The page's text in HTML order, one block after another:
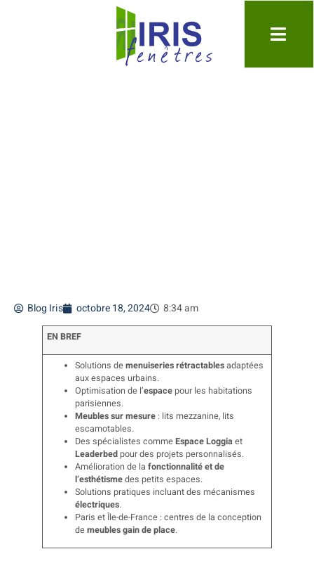
Blog Iris octobre 18, 2024 8:34 am
EN BREF
Solutions demenuiseries rétractablesadaptées
aux espaces urbains.
Optimisation de l’espacepour les habitations
parisiennes.
Meubles sur mesure : lits mezzanine, lits
escamotables.
Des spécialistes commeEspace Loggiaet
Leaderbedpour des projets personnalisés.
Amélioration de lafonctionnalité et de
l’esthétismedes petits espaces.
Solutions pratiques incluant des mécanismes
électriques.
Paris et Île-de-France : centres de la conception
demeubles gain de place.